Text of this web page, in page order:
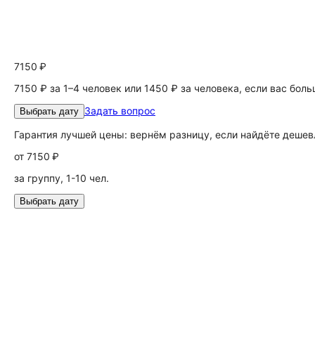
7150 ₽
7150 ₽ за 1–4 человек или 1450 ₽ за человека, если вас
Выбрать дату Задать вопрос
Гарантия лучшей цены: вернём разницу, если найдёте
от 7150 ₽
за группу, 1-10 чел.
Выбрать дату